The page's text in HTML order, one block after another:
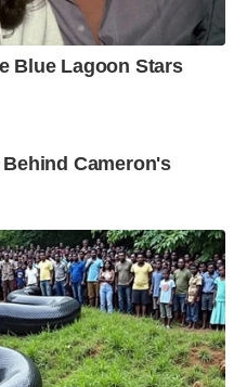
Salinas, Sete
Otoni, Três Pontas,
Blue Lagoon Stars
Cameron's